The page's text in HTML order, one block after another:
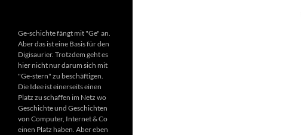
Ge-schichte fängt mit "Ge" an.
Aber das ist eine Basis für den
Digisaurier. Trotzdem geht es
hier nicht nur darum sich mit
"Ge-stern" zu beschäftigen.
Die Idee ist einerseits einen
Platz zu schaffen im Netz wo
Geschichte und Geschichten
von Computer, Internet & Co
einen Platz haben. Aber eben